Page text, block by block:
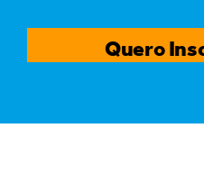
Quero